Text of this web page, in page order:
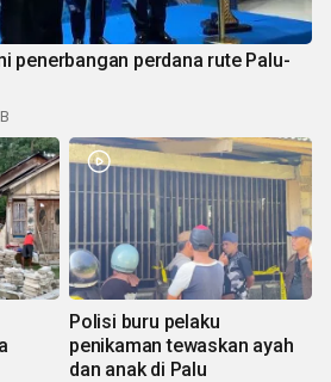
penerbangan perdana rute Palu-
Polisi buru pelaku
penikaman tewaskan ayah
dan anak di Palu